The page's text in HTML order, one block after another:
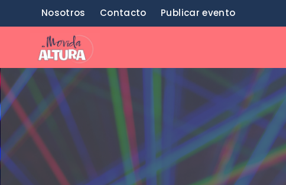
Nosotros Contacto Publicar evento